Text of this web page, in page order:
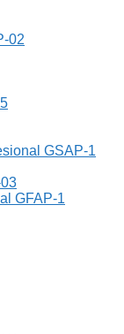
02
GSAP-1
GFAP-1